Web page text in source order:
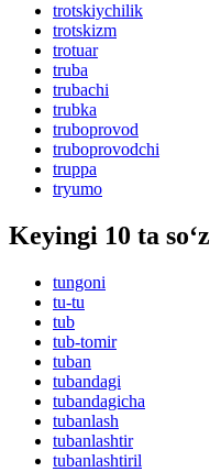
trotskiychilik
trotskizm
trotuar
truba
trubachi
trubka
truboprovod
truboprovodchi
truppa
tryumo
Keyingi 10 ta so‘z
tungoni
tu-tu
tub
tub-tomir
tuban
tubandagi
tubandagicha
tubanlash
tubanlashtir
tubanlashtiril